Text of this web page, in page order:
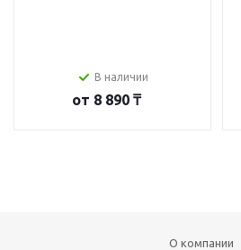
В наличии
от 8 890 ₸
О компании